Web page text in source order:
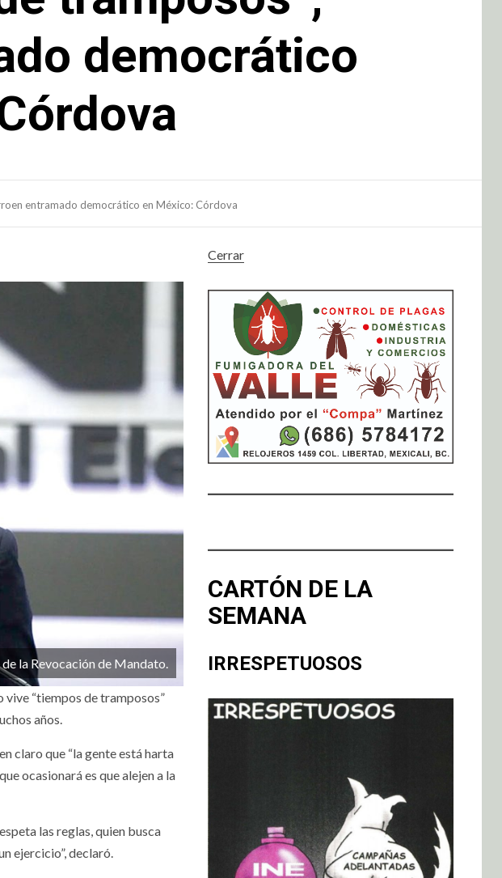
democrático
entramado democrático en México: Córdova
de la Revocación de Mandato.
“tiempos de tramposos”
años.
claro que “la gente está harta
ocasionará es que alejen a la
las reglas, quien busca
ejercicio”, declaró.
Cerrar
CARTÓN DE LA
SEMANA
IRRESPETUOSOS